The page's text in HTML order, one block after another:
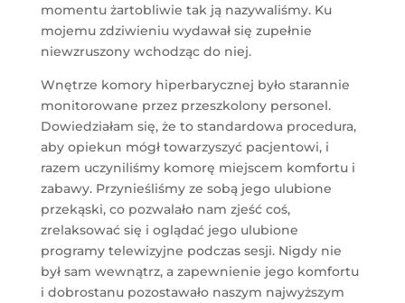
momentu żartobliwie tak ją nazywaliśmy. Ku
mojemu zdziwieniu wydawał się zupełnie
niewzruszony wchodząc do niej.
Wnętrze komory hiperbarycznej było starannie
monitorowane przez przeszkolony personel.
Dowiedziałam się, że to standardowa procedura,
aby opiekun mógł towarzyszyć pacjentowi, i
razem uczyniliśmy komorę miejscem komfortu i
zabawy. Przynieśliśmy ze sobą jego ulubione
przekąski, co pozwalało nam zjeść coś,
zrelaksować się i oglądać jego ulubione
programy telewizyjne podczas sesji. Nigdy nie
był sam wewnątrz, a zapewnienie jego komfortu
i dobrostanu pozostawało naszym najwyższym